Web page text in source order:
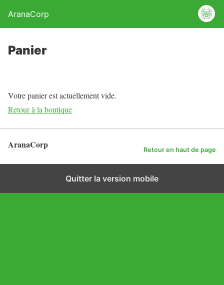
AranaCorp
Panier
Votre panier est actuellement vide.
Retour à la boutique
AranaCorp Retour en haut de page
Quitter la version mobile